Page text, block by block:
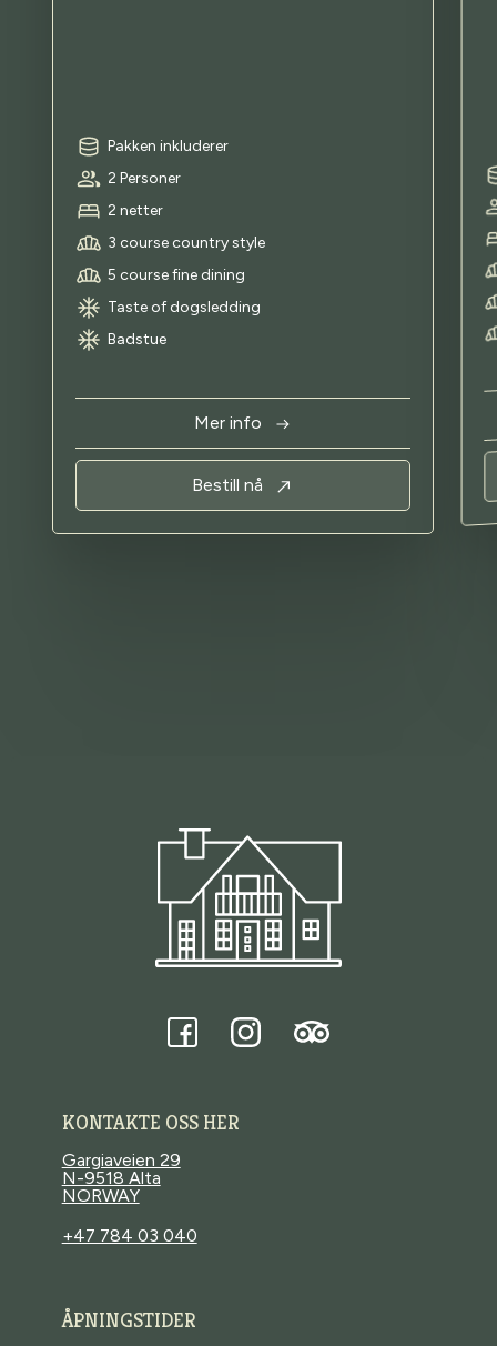
Pakken inkluderer
2 Personer
2 netter
3 course country style
5 course fine dining
Taste of dogsledding
Badstue
Mer info
Bestill nå
KONTAKTE OSS HER
Gargiaveien 29
N-9518 Alta
NORWAY
+47 784 03 040
ÅPNINGSTIDER